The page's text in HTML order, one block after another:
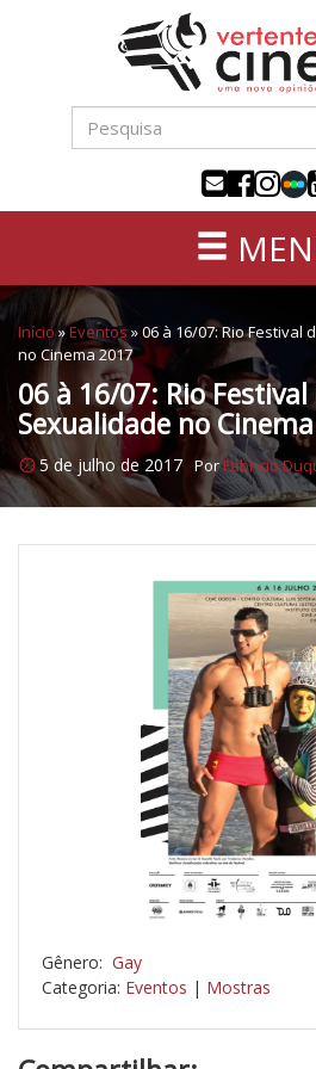
conteúdo
sétima
Início»Eventos»06 à 16/07: Rio Festival
no Cinema 2017
06 à 16/07: Rio
Sexualidade no
5 de julho de 2017 PorFabricio
Gênero: Gay
Categoria: Eventos | Mostras